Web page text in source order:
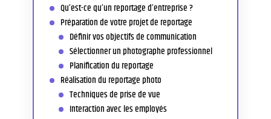
Qu’est-ce qu’un reportage d’entreprise ?
Préparation de votre projet de reportage
Définir vos objectifs de communication
Sélectionner un photographe professionnel
Planification du reportage
Réalisation du reportage photo
Techniques de prise de vue
Interaction avec les employés